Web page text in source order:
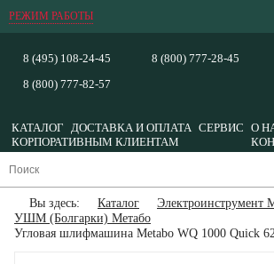
РЕЖИМ РАБОТЫ
8 (495) 108-24-45
8 (800) 777-82-57
8 (800) 777-28-45
КАТАЛОГ ДОСТАВКА И ОПЛАТА СЕРВИС О
КОРПОРАТИВНЫМ КЛИЕНТАМ
Вы здесь: Каталог
Электроинструмент
УШМ (Болгарки) Метабо
Угловая шлифмашина Metabo WQ 1000 Quick